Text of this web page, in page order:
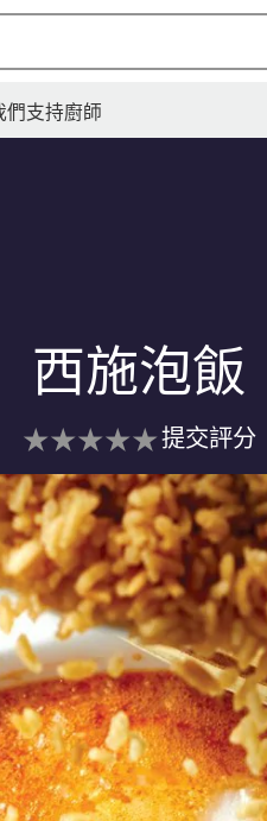
們支持廚師
西施泡飯
没
有
为
这
个
recipe
提
交
评
级
提交評分